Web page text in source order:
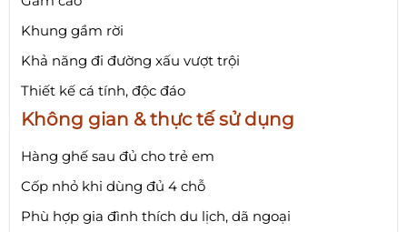
Khung gầm rời
Khả năng đi đường xấu vượt trội
Thiết kế cá tính, độc đáo
Không gian & thực tế sử dụng
Hàng ghế sau đủ cho trẻ em
Cốp nhỏ khi dùng đủ 4 chỗ
Phù hợp gia đình thích du lịch, dã ngoại